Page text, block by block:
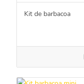
Kit de barbacoa